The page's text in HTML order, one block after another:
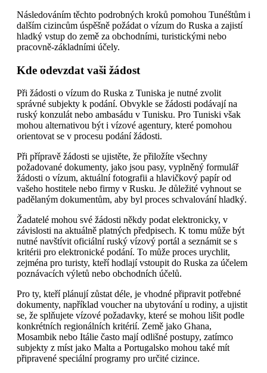
Následováním těchto podrobných kroků pomohou Tunéštům i
dalším cizincům úspěšně požádat o vízum do Ruska a zajistí
hladký vstup do země za obchodními, turistickými nebo
pracovně-základními účely.
Kde odevzdat vaši žádost
Při žádosti o vízum do Ruska z Tuniska je nutné zvolit
správné subjekty k podání. Obvykle se žádosti podávají na
ruský konzulát nebo ambasádu v Tunisku. Pro Tuniski však
mohou alternativou být i vízové agentury, které pomohou
orientovat se v procesu podání žádosti.
Při přípravě žádosti se ujistěte, že přiložíte všechny
požadované dokumenty, jako jsou pasy, vyplněný formulář
žádosti o vízum, aktuální fotografii a hlavičkový papír od
vašeho hostitele nebo firmy v Rusku. Je důležité vyhnout se
padělaným dokumentům, aby byl proces schvalování hladký.
Žadatelé mohou své žádosti někdy podat elektronicky, v
závislosti na aktuálně platných předpisech. K tomu může být
nutné navštívit oficiální ruský vízový portál a seznámit se s
kritérii pro elektronické podání. To může proces urychlit,
zejména pro turisty, kteří hodlají vstoupit do Ruska za účelem
poznávacích výletů nebo obchodních účelů.
Pro ty, kteří plánují zůstat déle, je vhodné připravit potřebné
dokumenty, například voucher na ubytování u rodiny, a ujistit
se, že splňujete vízové požadavky, které se mohou lišit podle
konkrétních regionálních kritérií. Země jako Ghana,
Mosambik nebo Itálie často mají odlišné postupy, zatímco
subjekty z míst jako Malta a Portugalsko mohou také mít
připravené speciální programy pro určité cizince.